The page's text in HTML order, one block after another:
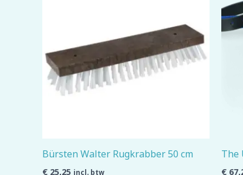
Bürsten Walter Rugkrabber 50 cm
€ 25,25 incl. btw
The
€